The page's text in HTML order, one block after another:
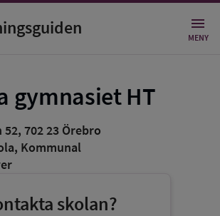
MENY
gymnasiet HT
52, 70223 Örebro
, Kommunal
skolan?